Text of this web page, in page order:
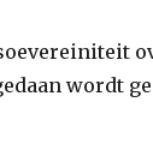
wordt